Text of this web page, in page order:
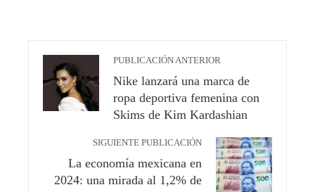
PUBLICACIÓN ANTERIOR
Nike lanzará una marca de
ropa deportiva femenina con
Skims de Kim Kardashian
SIGUIENTE PUBLICACIÓN
La economía mexicana en
2024: una mirada al 1,2% de